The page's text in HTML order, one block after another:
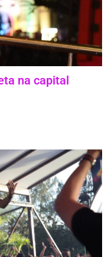
na capital